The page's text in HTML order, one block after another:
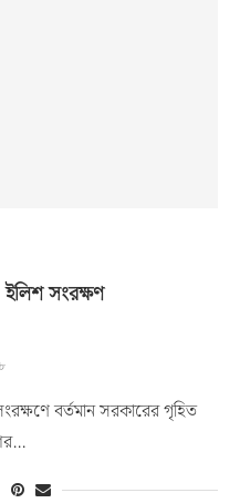
ইলিশ সংরক্ষণ
বর্তমান সরকারের গৃহিত